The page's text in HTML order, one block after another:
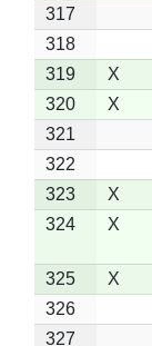
317
318
319
X
320
X
321
322
323
X
324
X
325 X
326
327